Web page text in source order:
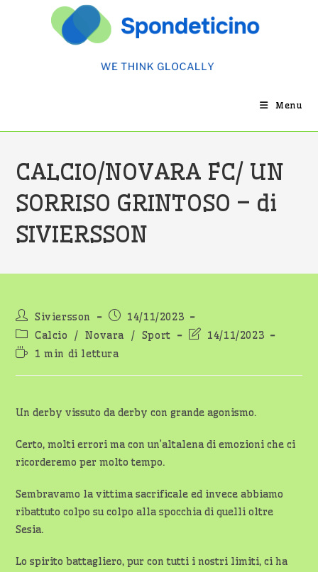
Menu
CALCIO/NOVARA FC/ UN
SORRISO GRINTOSO – di
SIVIERSSON
Autore
dell'articolo:
Siviersson
Articolo
pubblicato:
14/11/2023
Categoria
dell'articolo:
Calcio / Novara / Sport
Ultima14/11/2023
Tempo
lettura:
1 min di lettura
Un derby vissuto da derby con grande agonismo.
Certo, molti errori ma con un’altalena di emozioni che ci
ricorderemo per molto tempo.
Sembravamo la vittima sacrificale ed invece abbiamo
ribattuto colpo su colpo alla spocchia di quelli oltre
Sesia.
Lo spirito battagliero, pur con tutti i nostri limiti, ci ha